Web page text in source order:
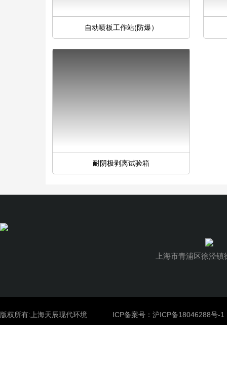
自动喷板工作站(防爆）
耐阴极剥离试验箱
上海市青浦区徐泾
版权所有:上海天辰现代环境 ICP备案号： 沪ICP备18046288号-1